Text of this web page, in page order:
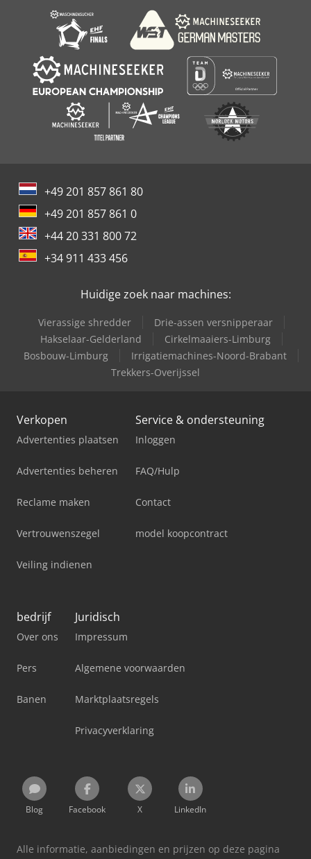
+49 201 857 861 80
+49 201 857 861 0
+44 20 331 800 72
+34 911 433 456
Huidige zoek naar machines:
Vierassige shredder
Drie-assen versnipperaar
Hakselaar-Gelderland
Cirkelmaaiers-Limburg
Bosbouw-Limburg
Irrigatiemachines-Noord-Brabant
Trekkers-Overijssel
Verkopen
Advertenties plaatsen
Advertenties beheren
Reclame maken
Vertrouwenszegel
Veiling indienen
Service & ondersteuning
Inloggen
FAQ/Hulp
Contact
model koopcontract
bedrijf
Over ons
Pers
Banen
Juridisch
Impressum
Algemene voorwaarden
Marktplaatsregels
Privacyverklaring
Blog Facebook X LinkedIn
Alle informatie, aanbiedingen en prijzen op deze pagina